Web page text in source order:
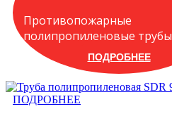
Противопожарные
полипропиленовые трубы
ПОДРОБНЕЕ
ПОДРОБНЕЕ